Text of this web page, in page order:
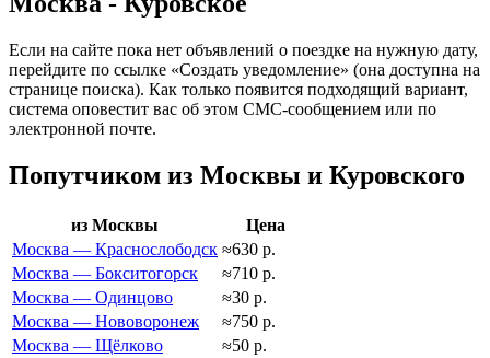
Если на сайте пока нет объявлений о поездке на нужную дату,
перейдите по ссылке «Создать уведомление» (она доступна на
странице поиска). Как только появится подходящий вариант,
система оповестит вас об этом СМС-сообщением или по
электронной почте.
Попутчиком из Москвы и Куровского
из Москвы
Цена
Москва — Краснослободск ≈630 р.
Москва — Бокситогорск
≈710 р.
Москва — Одинцово
≈30 р.
Москва — Нововоронеж
≈750 р.
Москва — Щёлково
≈50 р.